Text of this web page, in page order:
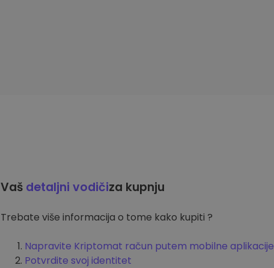
Vaš detaljni vodičiza kupnju
Trebate više informacija o tome kako kupiti ?
Napravite Kriptomat račun putem mobilne aplikacije
Potvrdite svoj identitet